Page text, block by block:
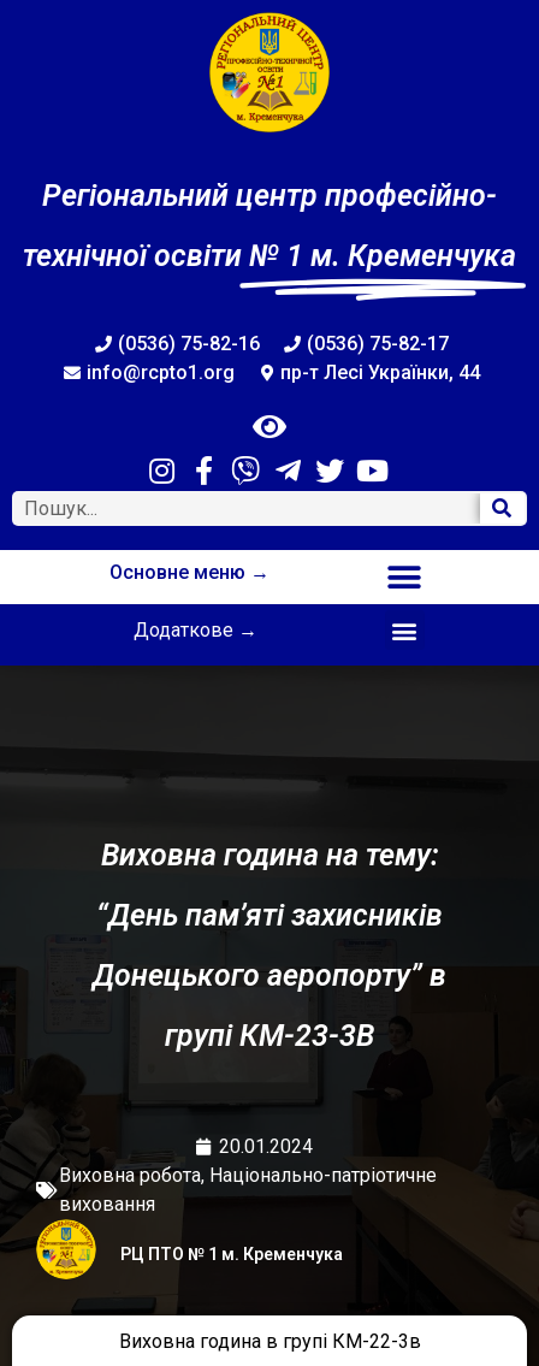
Регіональний центр професійно-
технічної освіти № 1 м. Кременчука
(0536) 75-82-16
(0536) 75-82-17
info@rcpto1.org
пр-т Лесі Українки, 44
Основне меню →
Додаткове →
Виховна година на тему:
“День пам’яті захисників
Донецького аеропорту” в
групі КМ-23-3В
20.01.2024
Виховна робота, Національно-патріотичне
виховання
РЦ ПТО № 1 м. Кременчука
Виховна година в групі КМ-22-3в